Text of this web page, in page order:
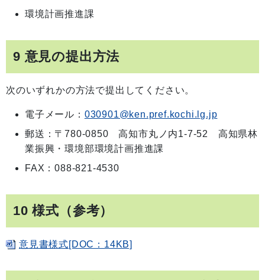
環境計画推進課
9 意見の提出方法
次のいずれかの方法で提出してください。
電子メール： 030901@ken.pref.kochi.lg.jp
郵送：〒780-0850 高知市丸ノ内1-7-52 高知県林
業振興・環境部環境計画推進課
FAX：088-821-4530
10 様式（参考）
意見書様式[DOC：14KB]